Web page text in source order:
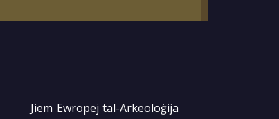
Jiem Ewropej tal-Arkeoloġija